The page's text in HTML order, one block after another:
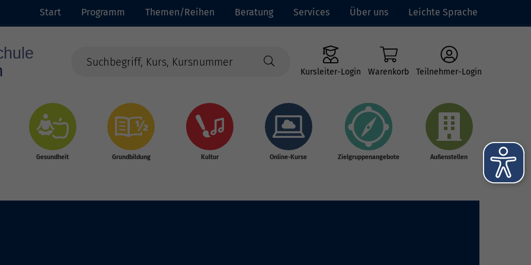
Start Programm Themen/Reihen Beratung Services Über uns Leichte Sprache
Kursleiter-Login Warenkorb Teilnehmer-Login
Gesundheit Grundbildung Kultur Online-Kurse Zielgruppenangebote Außenstellen